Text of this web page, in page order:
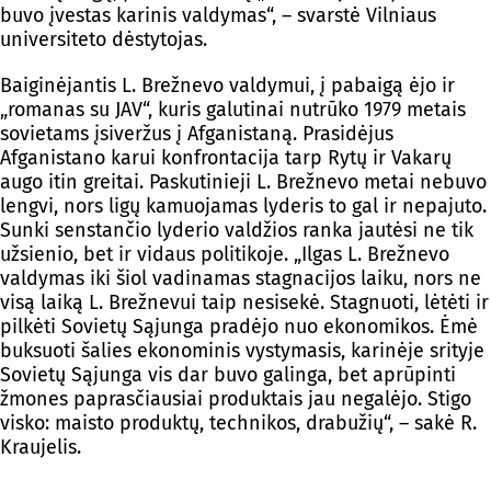
buvo įvestas karinis valdymas“, – svarstė Vilniaus
universiteto dėstytojas.
Baiginėjantis L. Brežnevo valdymui, į pabaigą ėjo ir
„romanas su JAV“, kuris galutinai nutrūko 1979 metais
sovietams įsiveržus į Afganistaną. Prasidėjus
Afganistano karui konfrontacija tarp Rytų ir Vakarų
augo itin greitai. Paskutinieji L. Brežnevo metai nebuvo
lengvi, nors ligų kamuojamas lyderis to gal ir nepajuto.
Sunki senstančio lyderio valdžios ranka jautėsi ne tik
užsienio, bet ir vidaus politikoje. „Ilgas L. Brežnevo
valdymas iki šiol vadinamas stagnacijos laiku, nors ne
visą laiką L. Brežnevui taip nesisekė. Stagnuoti, lėtėti ir
pilkėti Sovietų Sąjunga pradėjo nuo ekonomikos. Ėmė
buksuoti šalies ekonominis vystymasis, karinėje srityje
Sovietų Sąjunga vis dar buvo galinga, bet aprūpinti
žmones paprasčiausiai produktais jau negalėjo. Stigo
visko: maisto produktų, technikos, drabužių“, – sakė R.
Kraujelis.